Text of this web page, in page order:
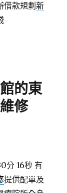
借款規劃新
的東
修
分 16秒 有
提供配單及